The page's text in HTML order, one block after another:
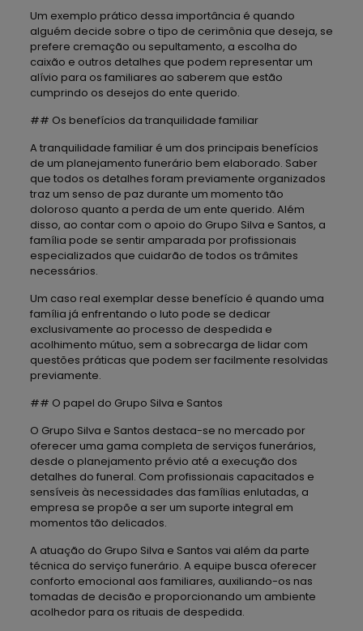
Um exemplo prático dessa importância é quando
alguém decide sobre o tipo de cerimônia que deseja, se
prefere cremação ou sepultamento, a escolha do
caixão e outros detalhes que podem representar um
alívio para os familiares ao saberem que estão
cumprindo os desejos do ente querido.
## Os benefícios da tranquilidade familiar
A tranquilidade familiar é um dos principais benefícios
de um planejamento funerário bem elaborado. Saber
que todos os detalhes foram previamente organizados
traz um senso de paz durante um momento tão
doloroso quanto a perda de um ente querido. Além
disso, ao contar com o apoio do Grupo Silva e Santos, a
família pode se sentir amparada por profissionais
especializados que cuidarão de todos os trâmites
necessários.
Um caso real exemplar desse benefício é quando uma
família já enfrentando o luto pode se dedicar
exclusivamente ao processo de despedida e
acolhimento mútuo, sem a sobrecarga de lidar com
questões práticas que podem ser facilmente resolvidas
previamente.
## O papel do Grupo Silva e Santos
O Grupo Silva e Santos destaca-se no mercado por
oferecer uma gama completa de serviços funerários,
desde o planejamento prévio até a execução dos
detalhes do funeral. Com profissionais capacitados e
sensíveis às necessidades das famílias enlutadas, a
empresa se propõe a ser um suporte integral em
momentos tão delicados.
A atuação do Grupo Silva e Santos vai além da parte
técnica do serviço funerário. A equipe busca oferecer
conforto emocional aos familiares, auxiliando-os nas
tomadas de decisão e proporcionando um ambiente
acolhedor para os rituais de despedida.